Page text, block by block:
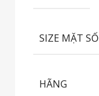
SIZE MẶT SỐ
HÃNG